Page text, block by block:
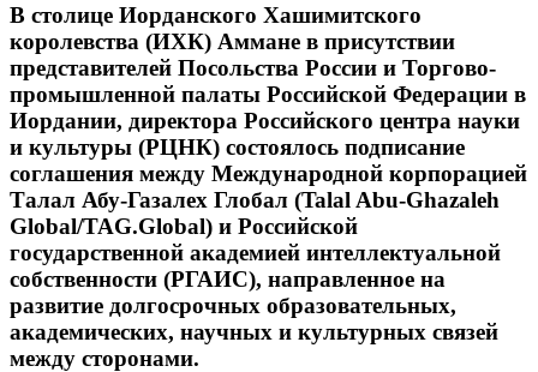
В столице Иорданского Хашимитского
королевства (ИХК) Аммане в присутствии
представителей Посольства России и Торгово-
промышленной палаты Российской Федерации в
Иордании, директора Российского центра науки
и культуры (РЦНК) состоялось подписание
соглашения между Международной корпорацией
Талал Абу-Газалех Глобал (Talal Abu-Ghazaleh
Global/TAG.Global) и Российской
государственной академией интеллектуальной
собственности (РГАИС), направленное на
развитие долгосрочных образовательных,
академических, научных и культурных связей
между сторонами.